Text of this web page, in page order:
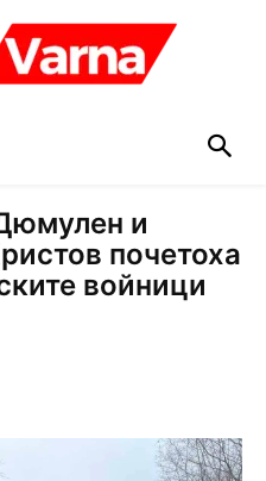
и
почетоха
войници